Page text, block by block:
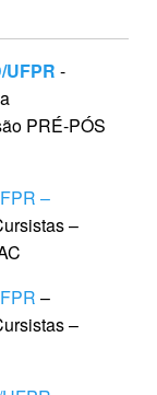
UFPR -
PRÉ-PÓS
–
–
–
–